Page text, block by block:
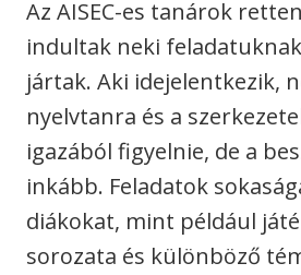
Az AISEC-es tanárok
indultak neki
jártak. Aki idejelentkezik,
nyelvtanra és a
igazából figyelnie, de a
inkább. Feladatok
diákokat, mint például
sorozata és különböző